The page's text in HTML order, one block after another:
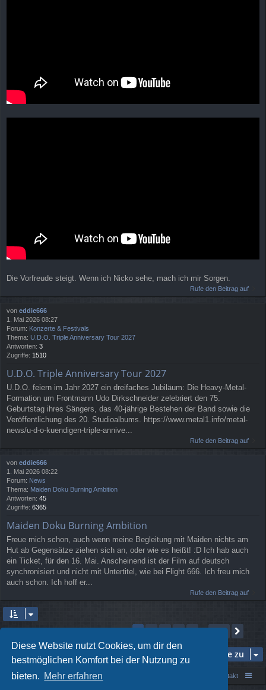
Diese Website nutzt Cookies, um dir den
bestmöglichen Komfort bei der Nutzung zu
bieten. Mehr erfahren
Die Vorfreude steigt. Wenn ich Nicko sehe, mach ich mir Sorgen.
Rufe den Beitrag auf
von eddie666
1. Mai 2026 08:27
Forum: Konzerte & Festivals
Thema: U.D.O. Triple Anniversary Tour 2027
Antworten: 3
Zugriffe: 1510
U.D.O. Triple Anniversary Tour 2027
U.D.O. feiern im Jahr 2027 ein dreifaches Jubiläum: Die Heavy-Metal-
Formation um Frontmann Udo Dirkschneider zelebriert den 75.
Geburtstag ihres Sängers, das 40-jährige Bestehen der Band sowie die
Veröffentlichung des 20. Studioalbums. https://www.metal1.info/metal-
news/u-d-o-kuendigen-triple-annive...
Rufe den Beitrag auf
von eddie666
1. Mai 2026 08:22
Forum: News
Thema: Maiden Doku Burning Ambition
Antworten: 45
Zugriffe: 6365
Maiden Doku Burning Ambition
Freue mich schon, auch wenn meine Begleitung mit Maiden nichts am
Hut ab Gegensätze ziehen sich an, oder wie es heißt! :D Ich hab auch
ein Ticket, für den 16. Mai. Anscheinend ist der Film auf deutsch
synchronisiert und nicht mit Untertitel, wie bei Flight 666. Ich freu mich
auch schon. Ich hoff er...
Rufe den Beitrag auf
Seite1von230
1 2 3 4 5 230
Gehe zu
Portal Foren-Übersicht Kontakt